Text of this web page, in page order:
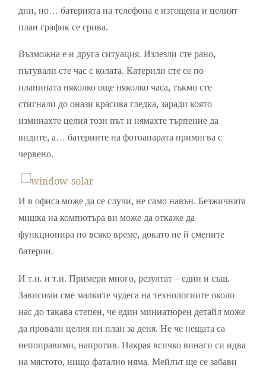
дни, но… батерията на телефона е изтощена и целият
план график се срива.
Възможна е и друга ситуация. Излезли сте рано,
пътували сте час с колата. Катерили сте се по
планината няколко още няколко часа, тъкмо сте
стигнали до онази красива гледка, заради която
изминахте целия този път и нямахте търпение да
видите, а… батериите на фотоапарата примигва с
червено.
И в офиса може да се случи, не само навън. Безжичната
мишка на компютъра ви може да откаже да
функционира по всяко време, докато не й смените
батерии.
И т.н. и т.н. Примери много, резултат – един и същ.
Зависими сме малките чудеса на технологиите около
нас до такава степен, че един миниатюрен детайл може
да провали целия ни план за деня. Не че нещата са
непоправими, напротив. Накрая всичко винаги си идва
на мястото, нищо фатално няма. Мейлът ще се забави